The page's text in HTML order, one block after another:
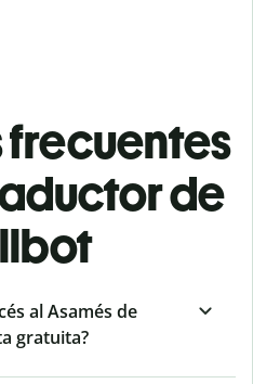
de
al Asamés de
gratuita?